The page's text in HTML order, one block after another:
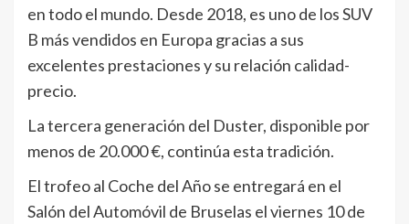
en todo el mundo. Desde 2018, es uno de los SUV
B más vendidos en Europa gracias a sus
excelentes prestaciones y su relación calidad-
precio.
La tercera generación del Duster, disponible por
menos de 20.000 €, continúa esta tradición.
El trofeo al Coche del Año se entregará en el
Salón del Automóvil de Bruselas el viernes 10 de